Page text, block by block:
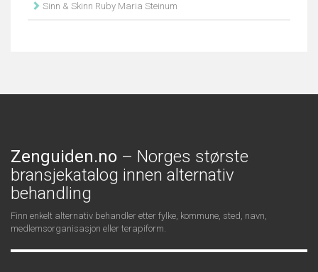
Sinn & Skinn Ruby Maria Steinum
Zenguiden.no – Norges største
bransjekatalog innen alternativ
behandling
Finn enkelt alternativ behandler etter fylke, kommune, sted, navn,
medlemsorganisasjon eller terapiform.